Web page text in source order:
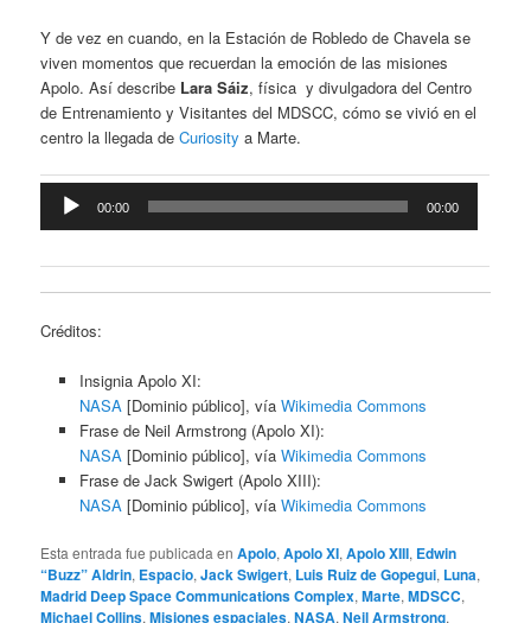
Y de vez en cuando, en la Estación de Robledo de Chavela se
viven momentos que recuerdan la emoción de las misiones
Apolo. Así describe Lara Sáiz, física y divulgadora del Centro
de Entrenamiento y Visitantes del MDSCC, cómo se vivió en el
centro la llegada deCuriosity a Marte.
Reproductor
00:00 00:00
Créditos:
Insignia Apolo XI:
NASA[Dominio público], vía Wikimedia Commons
Frase de Neil Armstrong (Apolo XI):
NASA[Dominio público], vía Wikimedia Commons
Frase de Jack Swigert (Apolo XIII):
NASA[Dominio público], vía Wikimedia Commons
Esta entrada fue publicada enApolo,Apolo XI,Apolo XIII, Edwin
“Buzz” Aldrin, Espacio,Jack Swigert, Luis Ruiz de Gopegui, Luna,
Madrid Deep Space Communications Complex,Marte,MDSCC,
Michael Collins,Misiones espaciales,NASA,Neil Armstrong,